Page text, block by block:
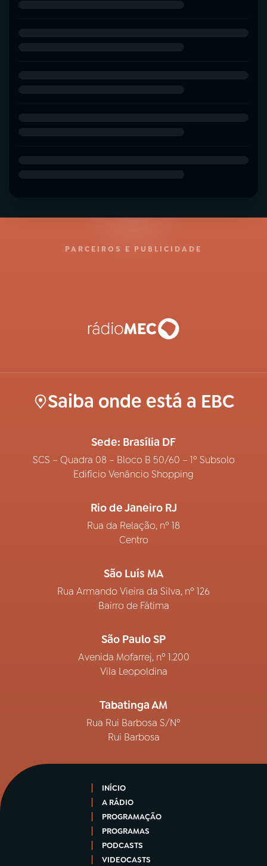
PARCEIROS E PUBLICIDADE
Saiba onde está a EBC
Sede: Brasília DF
SCS – Quadra 08 – Bloco B 50/60 – 1º Subsolo
Edifício Venâncio Shopping
Rio de Janeiro RJ
Rua da Relação, nº 18
Centro
São Luís MA
Rua Armando Vieira da Silva, nº 126
Bairro de Fátima
São Paulo SP
Avenida Mofarrej, nº 1.200
Vila Leopoldina
Tabatinga AM
Rua Rui Barbosa S/Nº
Rui Barbosa
INÍCIO
A RÁDIO
PROGRAMAÇÃO
PROGRAMAS
PODCASTS
VIDEOCASTS